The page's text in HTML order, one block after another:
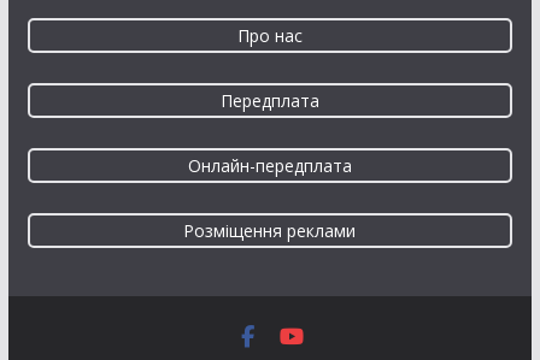
Про нас
Передплата
Онлайн-передплата
Розміщення реклами